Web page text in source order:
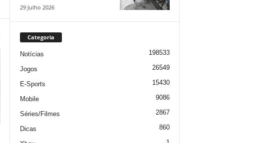
29 Julho 2026
Categoria
Notícias 198533
Jogos 26549
E-Sports 15430
Mobile 9086
Séries/Filmes 2867
Dicas 860